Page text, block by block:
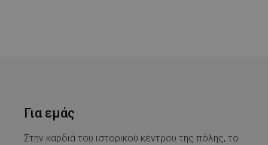
Για εμάς
Στην καρδιά του ιστορικού κέντρου της πόλης, το